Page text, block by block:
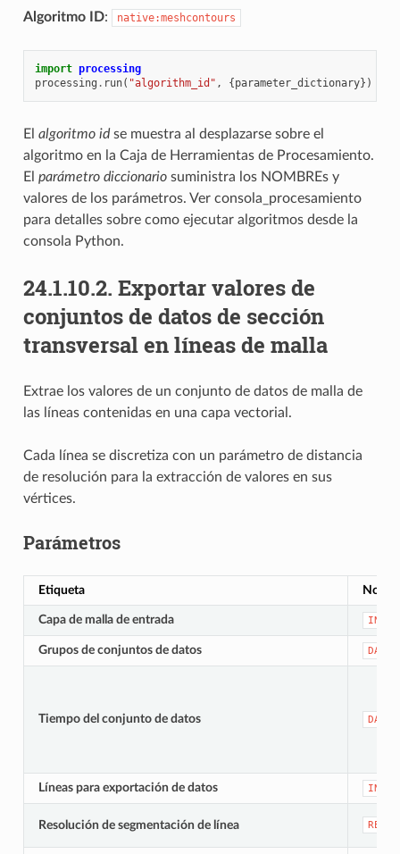
Algoritmo ID: native:meshcontours
import processing
processing . run( "algorithm_id" , {parameter_dictionary})
El algoritmo idse muestra al desplazarse sobre el
algoritmo en la Caja de Herramientas de Procesamiento.
El parámetro diccionariosuministra los NOMBREs y
valores de los parámetros. Ver consola_procesamiento
para detalles sobre como ejecutar algoritmos desde la
consola Python.
24.1.10.2. Exportar valores de
conjuntos de datos de sección
transversal en líneas de malla
Extrae los valores de un conjunto de datos de malla de
las líneas contenidas en una capa vectorial.
Cada línea se discretiza con un parámetro de distancia
de resolución para la extracción de valores en sus
vértices.
Parámetros
Etiqueta
Capa de malla de entrada INPUT
Grupos de conjuntos de datos
Tiempo del conjunto de datos
Líneas para exportación de datos
Resolución de segmentación de línea